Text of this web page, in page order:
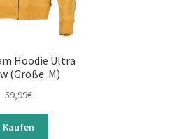
Hoodie Ultra
(Größe: M)
59,99€
Kaufen